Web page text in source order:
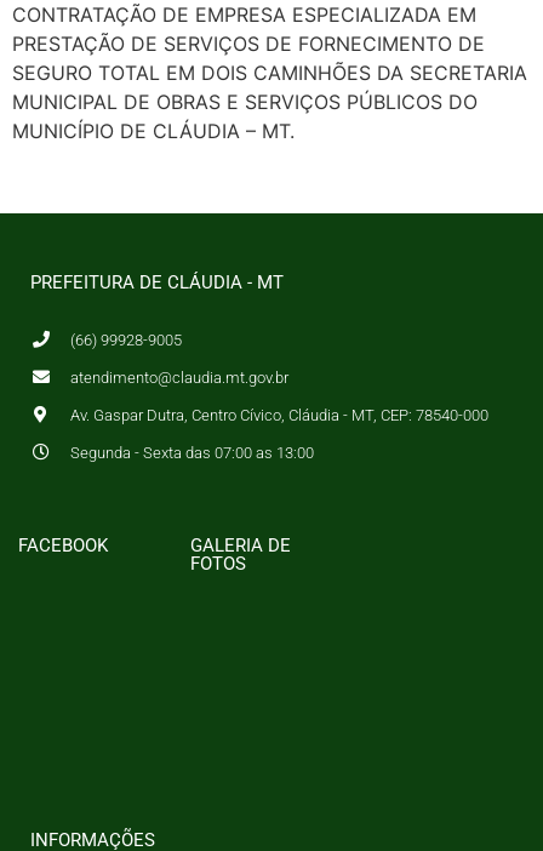
CONTRATAÇÃO DE EMPRESA ESPECIALIZADA EM
PRESTAÇÃO DE SERVIÇOS DE FORNECIMENTO DE
SEGURO TOTAL EM DOIS CAMINHÕES DA SECRETARIA
MUNICIPAL DE OBRAS E SERVIÇOS PÚBLICOS DO
MUNICÍPIO DE CLÁUDIA – MT.
PREFEITURA DE CLÁUDIA - MT
(66) 99928-9005
atendimento@claudia.mt.gov.br
Av. Gaspar Dutra, Centro Cívico, Cláudia - MT, CEP: 78540-000
Segunda - Sexta das 07:00 as 13:00
FACEBOOK
GALERIA DE
FOTOS
INFORMAÇÕES